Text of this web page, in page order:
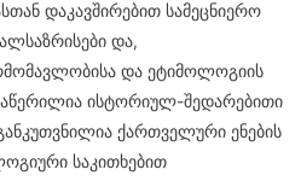
დაკავშირებით სამეცნიერო
და,
და ეტიმოლოგიის
ისტორიულ-შედარებითი
ქართველური ენების
საკითხებით